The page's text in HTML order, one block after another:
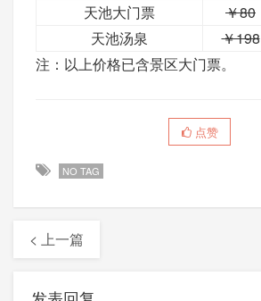
天池大门票
￥80
天池汤泉
￥198
注：以上价格已含景区大门票。
点赞
NO TAG
< 上一篇